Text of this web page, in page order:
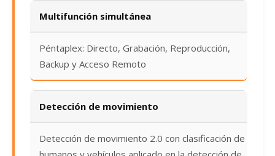
Multifunción simultánea
Péntaplex: Directo, Grabación, Reproducción,
Backup y Acceso Remoto
Detección de movimiento
Detección de movimiento 2.0 con clasificación de